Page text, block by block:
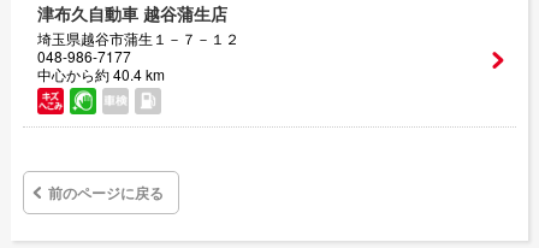
津布久自動車 越谷蒲生店
埼玉県越谷市蒲生１－７－１２
048-986-7177
中心から約 40.4 km
前のページに戻る